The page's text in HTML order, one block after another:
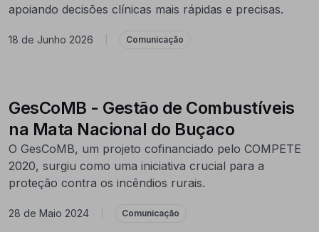
apoiando decisões clínicas mais rápidas e precisas.
18 de Junho 2026 Comunicação
GesCoMB - Gestão de Combustíveis
na Mata Nacional do Buçaco
O GesCoMB, um projeto cofinanciado pelo COMPETE
2020, surgiu como uma iniciativa crucial para a
proteção contra os incêndios rurais.
28 de Maio 2024 Comunicação